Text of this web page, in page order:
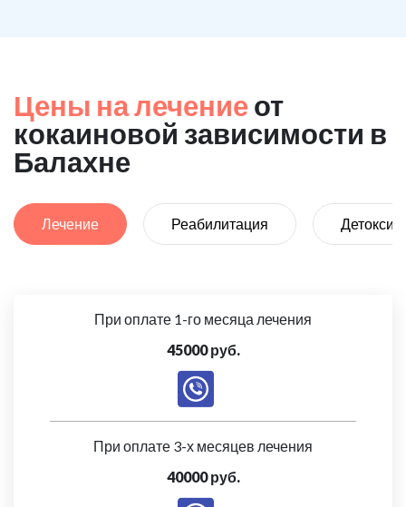
Цены на лечение от
кокаиновой зависимости в
Балахне
Лечение Реабилитация
При оплате 1-го месяца лечения
45000 руб.
При оплате 3-х месяцев лечения
40000 руб.